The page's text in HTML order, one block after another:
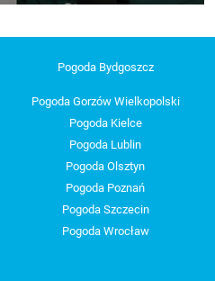
Pogoda Bydgoszcz
Pogoda Gorzów Wielkopolski
Pogoda Kielce
Pogoda Lublin
Pogoda Olsztyn
Pogoda Poznań
Pogoda Szczecin
Pogoda Wrocław